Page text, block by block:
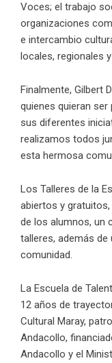
Voces; el trabajo
organizaciones
e intercambio
locales, regionales
Finalmente, Gilbert
quienes quieran
sus diferentes
realizamos todos
esta hermosa
Los Talleres de la
abiertos y
de los alumnos, un
talleres, además
comunidad.
La Escuela de
12 años de
Cultural Maray,
Andacollo,
Andacollo y el